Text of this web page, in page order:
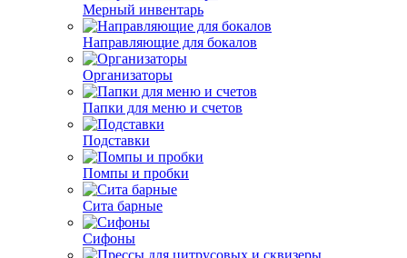
Мерный инвентарь
Направляющие для бокалов
Организаторы
Папки для меню и счетов
Подставки
Помпы и пробки
Сита барные
Сифоны